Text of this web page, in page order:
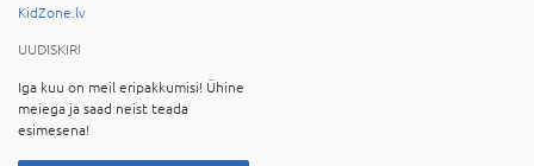
KidZone.lv
UUDISKIRI
Iga kuu on meil eripakkumisi! Ühine
meiega ja saad neist teada
esimesena!